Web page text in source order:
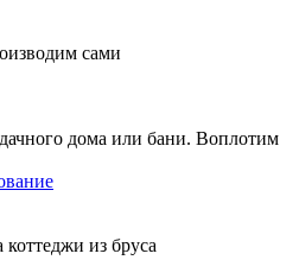
сами
дома или бани. Воплотим
из бруса